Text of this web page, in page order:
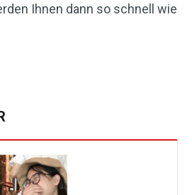
Ihnen dann so schnell wie